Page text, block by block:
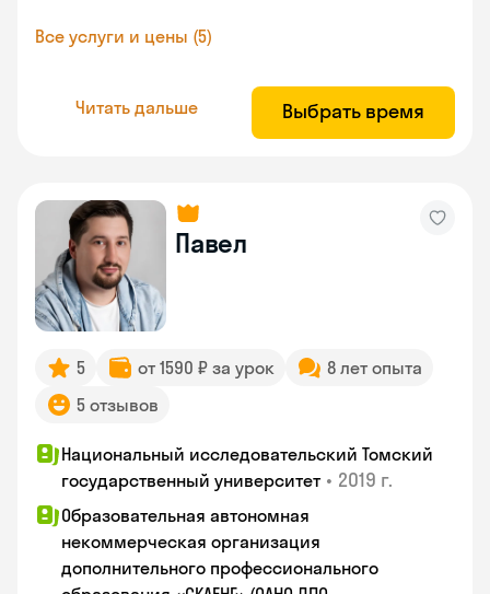
Все услуги и цены (5)
Читать дальше Выбрать время
Павел
5 от 1590 ₽ за урок
8 лет опыта
5 отзывов
Национальный исследовательский Томский
государственный университет • 2019 г.
Образовательная автономная
некоммерческая организация
дополнительного профессионального